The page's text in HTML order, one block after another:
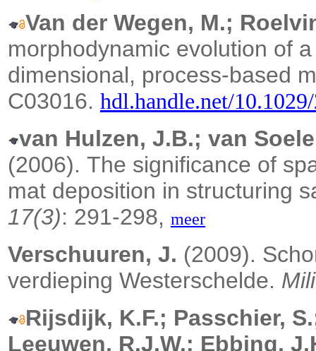
Van der Wegen, M.;
morphodynamic evolution of
dimensional, process-based
C03016. hdl.handle.net/
van Hulzen, J.B.; van
(2006). The significance of
mat deposition in structuring
17(3): 291-298, meer
Verschuuren, J. (2009).
verdieping Westerschelde.
Rijsdijk, K.F.; Passchier,
Leeuwen, R.J.W.; Ebbing,